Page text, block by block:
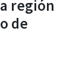
región
de